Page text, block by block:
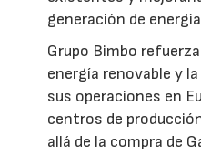
generación de
Grupo Bimbo
energía renovable y
sus operaciones en
centros de
allá de la compra de